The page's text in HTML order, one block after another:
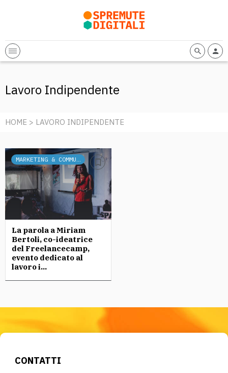
Lavoro Indipendente
HOME > LAVORO INDIPENDENTE
MARKETING & COMMUNICATION
La parola a Miriam
Bertoli, co-ideatrice
del Freelancecamp,
evento dedicato al
lavoro i...
CONTATTI